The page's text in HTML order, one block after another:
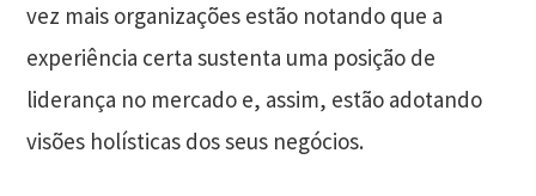
vez mais organizações estão notando que a
experiência certa sustenta uma posição de
liderança no mercado e, assim, estão adotando
visões holísticas dos seus negócios.